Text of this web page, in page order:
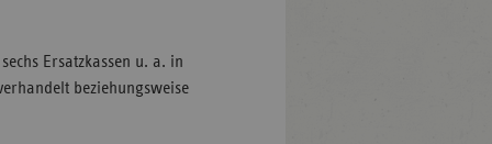
Ersatzkassen u. a. in
beziehungsweise